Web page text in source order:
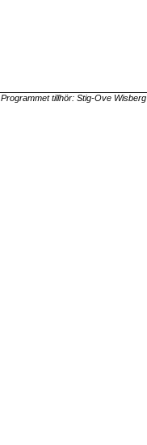
, Programmet tillhör: Stig-Ove Wisberg